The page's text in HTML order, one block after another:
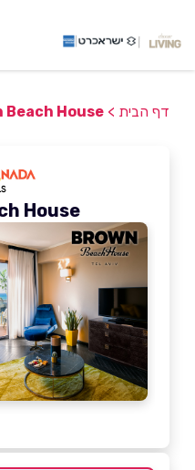
דף הבית >
Beach House
House